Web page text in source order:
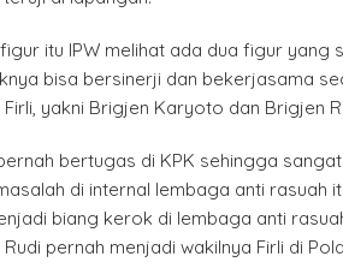
itu IPW melihat ada dua figur yang
bisa bersinerji dan bekerjasama
yakni Brigjen Karyoto dan Brigjen
bertugas di KPK sehingga
di internal lembaga anti rasuah
biang kerok di lembaga anti
pernah menjadi wakilnya Firli di